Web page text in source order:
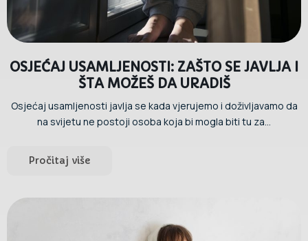
OSJEĆAJ USAMLJENOSTI: ZAŠTO SE JAVLJA I
ŠTA MOŽEŠ DA URADIŠ
Osjećaj usamljenosti javlja se kada vjerujemo i doživljavamo da
na svijetu ne postoji osoba koja bi mogla biti tu za...
Pročitaj više